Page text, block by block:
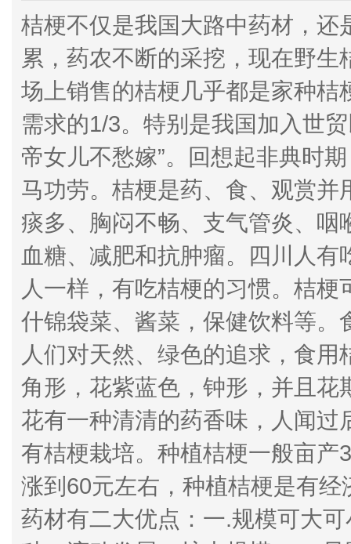
桔梗不仅是我国大路中药材，
累，药农不断的采挖，现在野
场上销售的桔梗几乎都是家种
需求的1/3。特别是我国加入世
帝女儿不愁嫁”。回想起非典时
马功劳。桔梗是药、食、观赏
痰多、胸闷不畅、支气管炎、
血糖、减肥和抗肿瘤。四川人
人一样，有吃桔梗的习惯。桔
什锦袋菜、酱菜，保健饮料等
人们对天然、绿色的追求，食
角形，花紫蓝色，钟形，并且
花有一种清清的药香味，人闻
有桔梗栽培。种植桔梗一般亩
涨到60元左右，种植桔梗是有
药材有二大优点：一.规模可大